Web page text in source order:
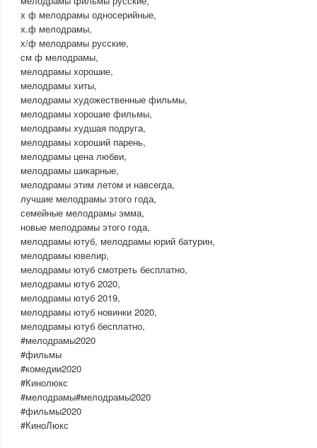
х ф мелодрамы односерийные,
х.ф мелодрамы,
х/ф мелодрамы русские,
см ф мелодрамы,
мелодрамы хорошие,
мелодрамы хиты,
мелодрамы художественные фильмы,
мелодрамы хорошие фильмы,
мелодрамы худшая подруга,
мелодрамы хороший парень,
мелодрамы цена любви,
мелодрамы шикарные,
мелодрамы этим летом и навсегда,
лучшие мелодрамы этого года,
семейные мелодрамы эмма,
новые мелодрамы этого года,
мелодрамы ютуб, мелодрамы юрий батурин,
мелодрамы ювелир,
мелодрамы ютуб смотреть бесплатно,
мелодрамы ютуб 2020,
мелодрамы ютуб 2019,
мелодрамы ютуб новинки 2020,
мелодрамы ютуб бесплатно,
#мелодрамы2020
#фильмы
#комедии2020
#Кинолюкс
#мелодрамы#мелодрамы2020
#фильмы2020
#КиноЛюкс